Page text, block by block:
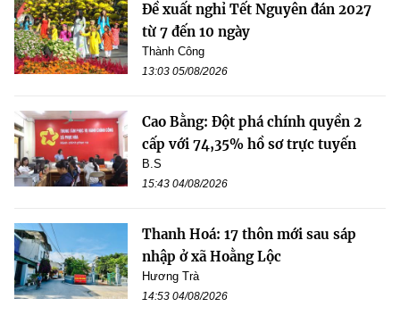
Đề xuất nghỉ Tết Nguyên đán 2027
từ 7 đến 10 ngày
Thành Công
13:03 05/08/2026
Cao Bằng: Đột phá chính quyền 2
cấp với 74,35% hồ sơ trực tuyến
B.S
15:43 04/08/2026
Thanh Hoá: 17 thôn mới sau sáp
nhập ở xã Hoằng Lộc
Hương Trà
14:53 04/08/2026